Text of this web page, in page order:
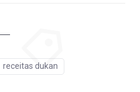
receitas dukan